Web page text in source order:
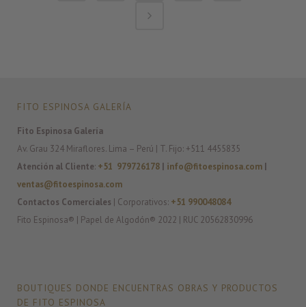
FITO ESPINOSA GALERÍA
Fito Espinosa Galería
Av. Grau 324 Miraflores. Lima – Perú | T. Fijo: +511 4455835
Atención al Cliente: +51 979726178 | info@fitoespinosa.com |
ventas@fitoespinosa.com
Contactos Comerciales | Corporativos: +51 990048084
Fito Espinosa® | Papel de Algodón® 2022 | RUC 20562830996
BOUTIQUES DONDE ENCUENTRAS OBRAS Y PRODUCTOS
DE FITO ESPINOSA